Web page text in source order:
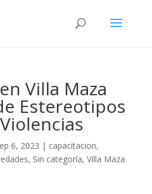
Villa Maza
Estereotipos
6, 2023 | capacitacion,
, Sin categoría, Villa Maza